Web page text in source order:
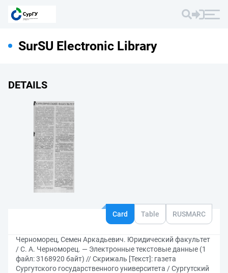
SurSU Electronic Library
DETAILS
Card Table RUSMARC
Черноморец, Семен Аркадьевич. Юридический факультет
/ С. А. Черноморец. — Электронные текстовые данные (1
файл: 3168920 байт) // Скрижаль [Текст]: газета
Сургутского государственного университета / Сургутский